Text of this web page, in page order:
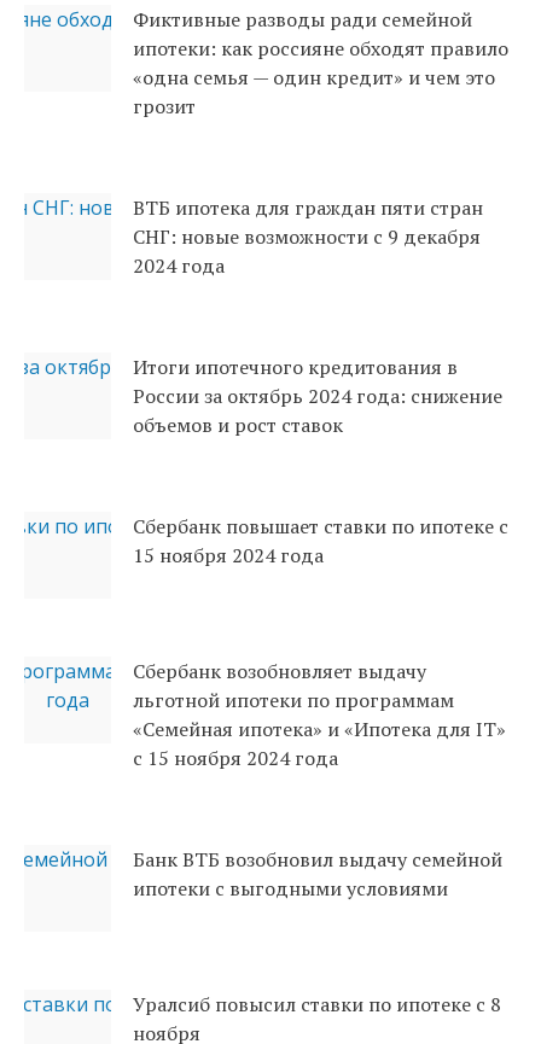
Фиктивные разводы ради семейной
ипотеки: как россияне обходят правило
«одна семья — один кредит» и чем это
грозит
ВТБ ипотека для граждан пяти стран
СНГ: новые возможности с 9 декабря
2024 года
Итоги ипотечного кредитования в
России за октябрь 2024 года: снижение
объемов и рост ставок
Сбербанк повышает ставки по ипотеке с
15 ноября 2024 года
Сбербанк возобновляет выдачу
льготной ипотеки по программам
«Семейная ипотека» и «Ипотека для IT»
с 15 ноября 2024 года
Банк ВТБ возобновил выдачу семейной
ипотеки с выгодными условиями
Уралсиб повысил ставки по ипотеке с 8
ноября